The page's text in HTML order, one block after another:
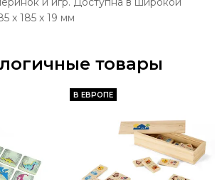
x 185 x 19 мм
товары
В ЕВРОПЕ